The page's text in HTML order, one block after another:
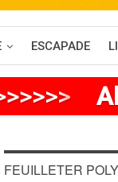
ESCAPADE
>>>>>
FEUILLETER POLY